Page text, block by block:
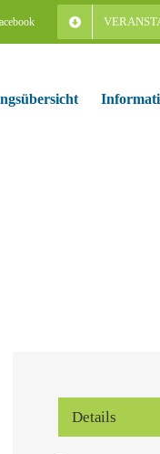
Details